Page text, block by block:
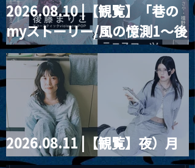
2026.08.10 |【観覧】「巷の
myストーリー/風の憶測1～後
藤まりこアコースティック
violence POPとテニスコー
ツ」
2026.08.11 |【観覧】夜）月
見ル君想フpre. Sugar Shock